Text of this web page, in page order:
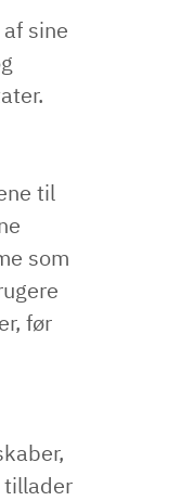
sine
til
som
før
tillader